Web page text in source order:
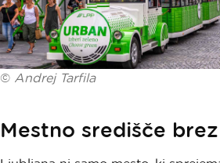
© Andrej Tarfila
Mestno središče